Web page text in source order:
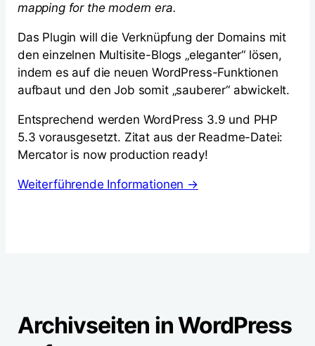
mapping for the modern era.
Das Plugin will die Verknüpfung der Domains mit
den einzelnen Multisite-Blogs „eleganter“ lösen,
indem es auf die neuen WordPress-Funktionen
aufbaut und den Job somit „sauberer“ abwickelt.
Entsprechend werden WordPress 3.9 und PHP
5.3 vorausgesetzt. Zitat aus der Readme-Datei:
Mercator is now production ready!
Weiterführende Informationen →
Archivseiten in WordPress